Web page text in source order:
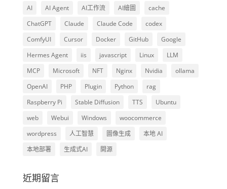
AI AI Agent AI工作流 AI繪圖
cache
ChatGPT
Claude Claude Code
codex
ComfyUI
Cursor Docker GitHub
Google
Hermes Agent
iis javascript Linux
LLM
MCP
Microsoft NFT Nginx Nvidia
ollama
OpenAI
PHP Plugin Python
rag
Raspberry Pi
Stable Diffusion TTS
Ubuntu
web
Webui Windows
woocommerce
wordpress
人工智慧 圖像生成
本地 AI
本地部署
生成式AI 開源
近期留言